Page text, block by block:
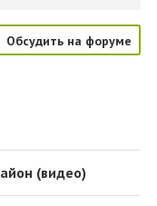
Обсудить на форуме
(видео)